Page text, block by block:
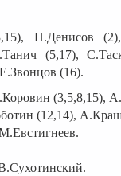
Н.Денисов
(5,17),
(16).
(3,5,8,15),
(12,14),